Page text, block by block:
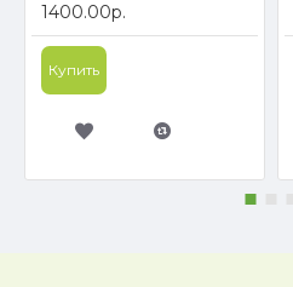
1400.00р.
Купить